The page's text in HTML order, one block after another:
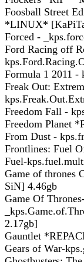
Foosball Street
*LINUX*
Forced -
Ford Racing off
Formula 1 2011
Freak Out:
Freedom Fall -
Freedom Planet
From Dust -
Frontlines: Fuel
Fuel-
Game of thrones
SiN] 4.46gb
Game Of
2.17gb]
Gauntlet
Gears of War-